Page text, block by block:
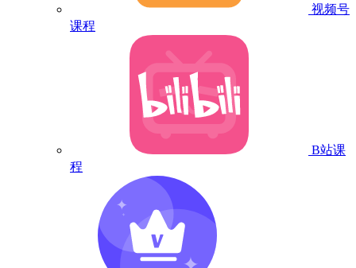
视频号
课程
B站课
程